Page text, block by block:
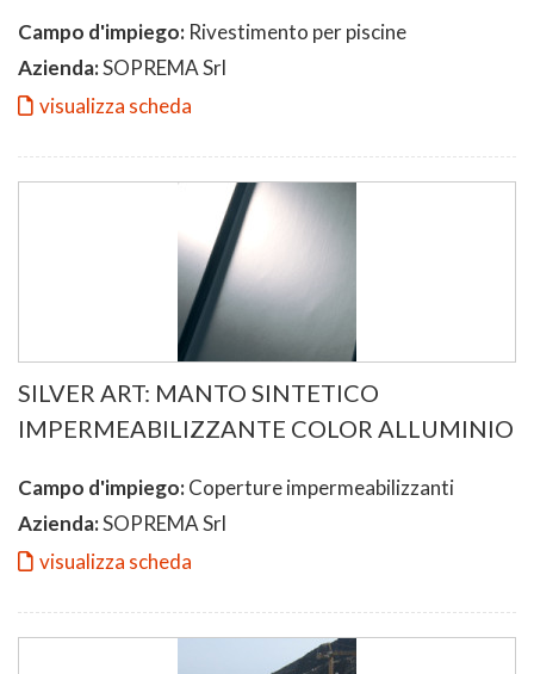
Campo d'impiego: Rivestimento per piscine
Azienda:SOPREMA Srl
visualizza scheda
SILVER ART: MANTO SINTETICO
IMPERMEABILIZZANTE COLOR ALLUMINIO
Campo d'impiego:Coperture impermeabilizzanti
Azienda:SOPREMA Srl
visualizza scheda